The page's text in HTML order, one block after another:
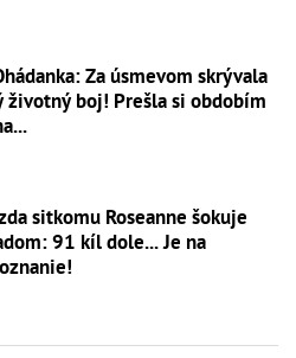
Za úsmevom skrývala
životný boj! Prešla si obdobím
sitkomu Roseanne šokuje
91 kíl dole... Je na